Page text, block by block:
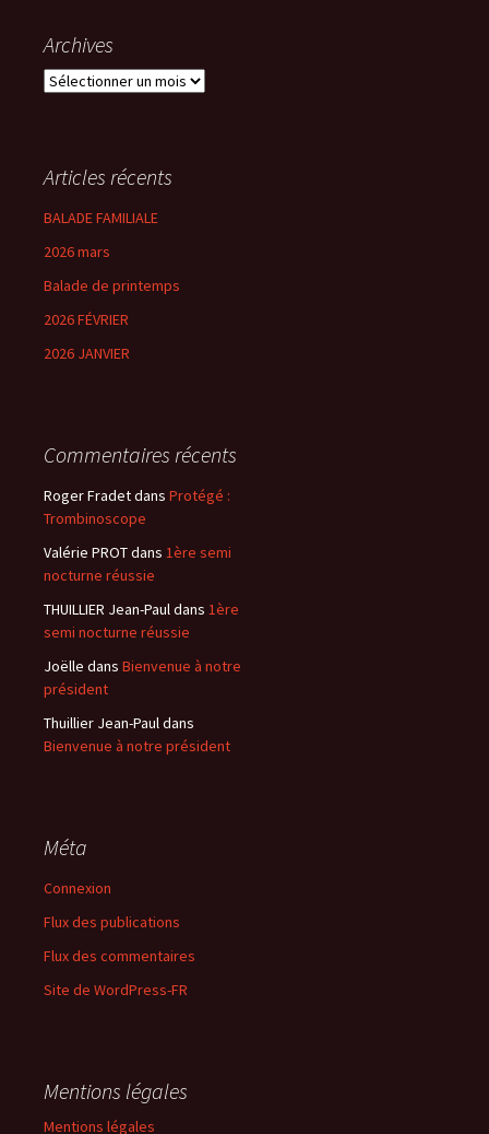
Archives
Archives
Articles récents
BALADE FAMILIALE
2026 mars
Balade de printemps
2026 FÉVRIER
2026 JANVIER
Commentaires récents
Roger Fradetdans Protégé :
Trombinoscope
Valérie PROTdans 1ère semi
nocturne réussie
THUILLIER Jean-Pauldans 1ère
semi nocturne réussie
Joëlle dans Bienvenue à notre
président
Thuillier Jean-Pauldans
Bienvenue à notre président
Méta
Connexion
Flux des publications
Flux des commentaires
Site de WordPress-FR
Mentions légales
Mentions légales